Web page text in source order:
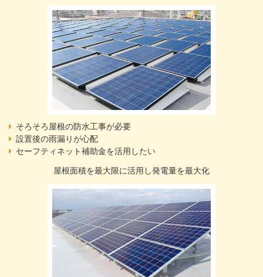
そろそろ屋根の防水工事が必要
設置後の雨漏りが心配
セーフティネット補助金を活用したい
屋根面積を最大限に活用し発電量を最大化